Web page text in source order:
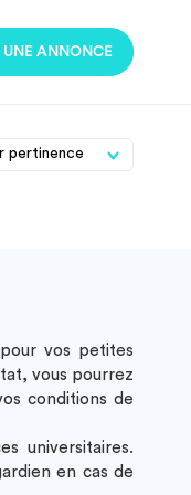
UNE ANNONCE
vos petites
vous pourrez
conditions de
universitaires.
en cas de